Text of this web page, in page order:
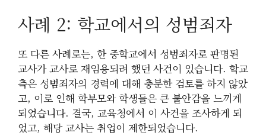
사례 2: 학교에서의 성범죄자
또 다른 사례로는, 한 중학교에서 성범죄자로 판명된
교사가 교사로 재임용되려 했던 사건이 있습니다. 학교
측은 성범죄자의 경력에 대해 충분한 검토를 하지 않았
고, 이로 인해 학부모와 학생들은 큰 불안감을 느끼게
되었습니다. 결국, 교육청에서 이 사건을 조사하게 되
었고, 해당 교사는 취업이 제한되었습니다.